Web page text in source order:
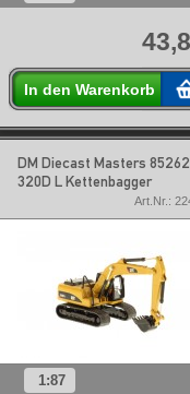
In den Warenkorb
DM Diecast Masters
320D L Kettenbagger
Art.Nr.:
1:87